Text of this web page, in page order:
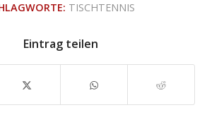
TISCHTENNIS
Eintrag teilen